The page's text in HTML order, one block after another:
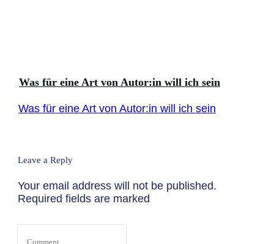
Was für eine Art von Autor:in will ich sein
Was für eine Art von Autor:in will ich sein
Leave a Reply
Your email address will not be published.
Required fields are marked